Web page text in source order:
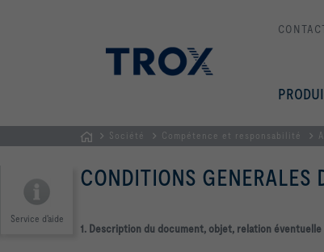
d'accueil
Société Compétence et responsabilité
Service d'aide
CONDITIONS GENERALES
1. Description du document, objet, relation